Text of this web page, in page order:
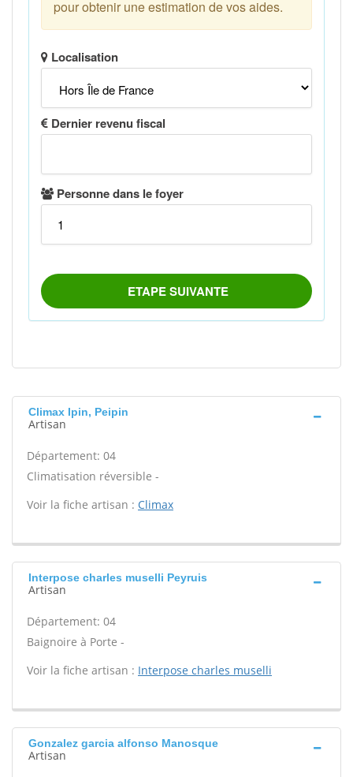
Climax Ipin, Peipin
Artisan
Département: 04
Climatisation réversible -
Voir la fiche artisan : Climax
Interpose charles muselli Peyruis
Artisan
Département: 04
Baignoire à Porte -
Voir la fiche artisan : Interpose charles muselli
Gonzalez garcia alfonso Manosque
Artisan